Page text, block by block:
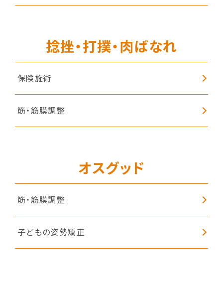
捻挫・打撲・肉ばなれ
保険施術
筋・筋膜調整
オスグッド
筋・筋膜調整
子どもの姿勢矯正